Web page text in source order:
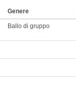
Genere
Ballo di gruppo